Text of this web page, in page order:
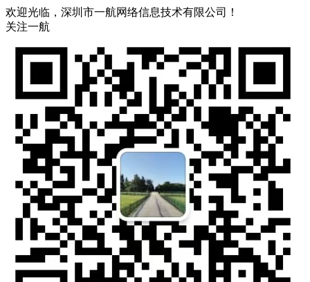
欢迎光临，深圳市一航网络信息技术有限公司！
关注一航